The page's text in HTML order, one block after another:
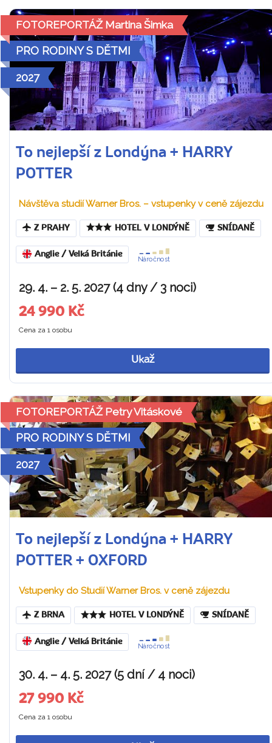
FOTOREPORTÁŽ Martina Šimka
PRO RODINY S DĚTMI
2027
To nejlepší z Londýna + HARRY
POTTER
Návštěva studií Warner Bros. – vstupenky v ceně zájezdu
Z PRAHY HOTEL V LONDÝNĚ SNÍDANĚ
Anglie / Velká Británie
Náročnost
29. 4. – 2. 5. 2027 (4 dny / 3 noci)
24 990 Kč
Cena za 1 osobu
Ukaž
FOTOREPORTÁŽ Petry Vitáskové
PRO RODINY S DĚTMI
2027
To nejlepší z Londýna + HARRY
POTTER + OXFORD
Vstupenky do Studií Warner Bros. v ceně zájezdu
Z BRNA HOTEL V LONDÝNĚ SNÍDANĚ
Anglie / Velká Británie
Náročnost
30. 4. – 4. 5. 2027 (5 dní / 4 noci)
27 990 Kč
Cena za 1 osobu